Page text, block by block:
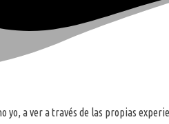
yo, a ver a través de las propias